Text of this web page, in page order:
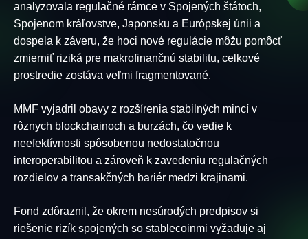
analyzovala regulačné rámce v Spojených štátoch,
Spojenom kráľovstve, Japonsku a Európskej únii a
dospela k záveru, že hoci nové regulácie môžu pomôcť
zmierniť riziká pre makrofinančnú stabilitu, celkové
prostredie zostáva veľmi fragmentované.
MMF vyjadril obavy z rozšírenia stabilných mincí v
rôznych blockchainoch a burzách, čo vedie k
neefektívnosti spôsobenou nedostatočnou
interoperabilitou a zároveň k zavedeniu regulačných
rozdielov a transakčných bariér medzi krajinami.
Fond zdôraznil, že okrem nesúrodých predpisov si
riešenie rizík spojených so stablecoinmi vyžaduje aj